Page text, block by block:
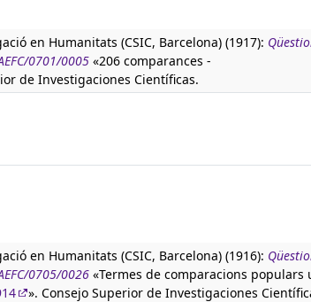
en Humanitats (CSIC, Barcelona) (1917):
0701/0005 «206 comparances -
de Investigaciones Científicas.
en Humanitats (CSIC, Barcelona) (1916):
0705/0026 «Termes de comparacions populars
». Consejo Superior de Investigaciones